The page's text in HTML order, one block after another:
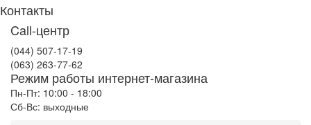
Контакты
Call-центр
(044) 507-17-19
(063) 263-77-62
Режим работы интернет-магазина
Пн-Пт: 10:00 - 18:00
Сб-Вс: выходные